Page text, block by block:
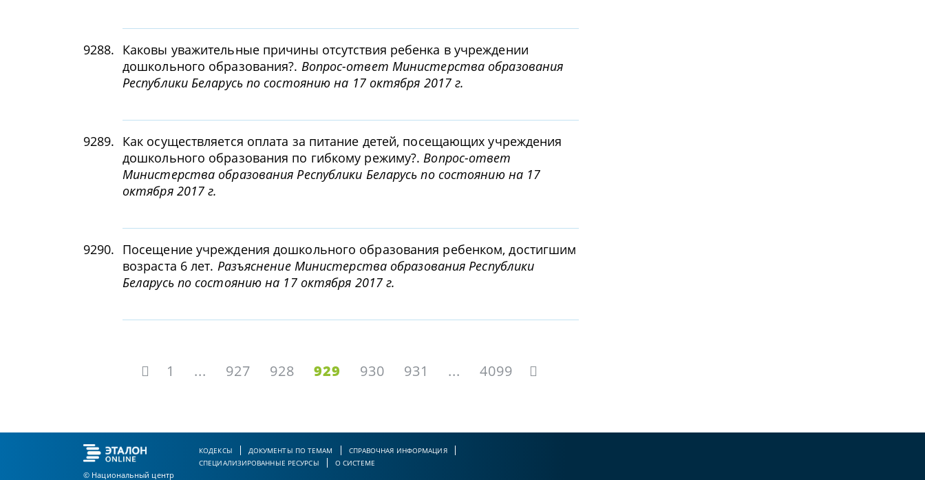
9288. Каковы уважительные причины отсутствия ребенка в учреждении
дошкольного образования?. Вопрос-ответ Министерства образования
Республики Беларусь по состоянию на 17 октября 2017 г.
9289. Как осуществляется оплата за питание детей, посещающих учреждения
дошкольного образования по гибкому режиму?.Вопрос-ответ
Министерства образования Республики Беларусь по состоянию на 17
октября 2017 г.
9290. Посещение учреждения дошкольного образования ребенком, достигшим
возраста 6 лет. Разъяснение Министерства образования Республики
Беларусь по состоянию на 17 октября 2017 г.
1 ... 927 928 929 930 931 ... 4099
© Национальный центр
КОДЕКСЫ ДОКУМЕНТЫ ПО ТЕМАМ
СПРАВОЧНАЯ ИНФОРМАЦИЯ
СПЕЦИАЛИЗИРОВАННЫЕ РЕСУРСЫ
О СИСТЕМЕ